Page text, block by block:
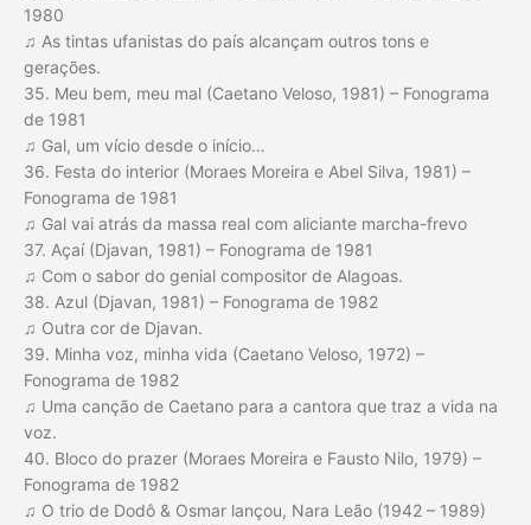
1980
♫ As tintas ufanistas do país alcançam outros tons e
gerações.
35. Meu bem, meu mal (Caetano Veloso, 1981) – Fonograma
de 1981
♫ Gal, um vício desde o início…
36. Festa do interior (Moraes Moreira e Abel Silva, 1981) –
Fonograma de 1981
♫ Gal vai atrás da massa real com aliciante marcha-frevo
37. Açaí (Djavan, 1981) – Fonograma de 1981
♫ Com o sabor do genial compositor de Alagoas.
38. Azul (Djavan, 1981) – Fonograma de 1982
♫ Outra cor de Djavan.
39. Minha voz, minha vida (Caetano Veloso, 1972) –
Fonograma de 1982
♫ Uma canção de Caetano para a cantora que traz a vida na
voz.
40. Bloco do prazer (Moraes Moreira e Fausto Nilo, 1979) –
Fonograma de 1982
♫ O trio de Dodô & Osmar lançou, Nara Leão (1942 – 1989)